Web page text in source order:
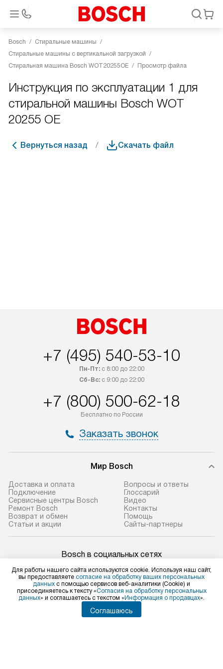
Bosch
Стиральные машины
Стиральные машины с вертикальной загрузкой
Стиральная машина Bosch WOT20255OE
Просмотр файла
Инструкция по эксплуатации 1 для
стиральной машины Bosch WOT
20255 OE
Вернуться назад Скачать файл
+7 (495) 540-53-10
Пн-Пт:с 8:00 до 22:00
Сб-Вс:с 9:00 до 22:00
+7 (800) 500-62-18
Бесплатно по России
Заказать звонок
Мир Bosch
Доставка и оплата
Подключение
Сервисные центры Bosch
Ремонт Bosch
Возврат и обмен
Статьи и акции
Вопросы и ответы
Глоссарий
Видео
Контакты
Помощь
Сайты-партнеры
Bosch в социальных сетях
Для физических лиц
shop@bosch-centre.ru
Для юридических лиц
Для работы нашего сайта используются cookie. Используя наш сайт,
вы предоставляете согласие на обработку ваших персональных
данных с помощью сервисов веб-аналитики (Cookie) и
присоединяетесь к тексту «Согласия на обработку персональных
данных» и соглашаетесь с текстом « Информация о продавцах».
Соглашаюсь